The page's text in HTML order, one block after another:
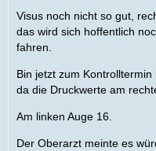
Visus noch nicht so gut,
das wird sich hoffentlich
fahren.
Bin jetzt zum
da die Druckwerte am
Am linken Auge 16.
Der Oberarzt meinte es